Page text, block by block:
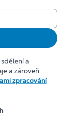
a
a zároveň
zpracování